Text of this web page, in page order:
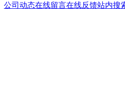
公司动态在线留言在线反馈站内搜